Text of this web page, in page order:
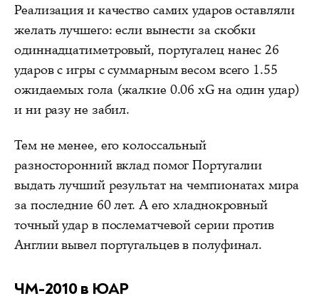
Реализация и качество самих ударов оставляли
желать лучшего: если вынести за скобки
одиннадцатиметровый, португалец нанес 26
ударов с игры с суммарным весом всего 1.55
ожидаемых гола (жалкие 0.06 xG на один удар)
и ни разу не забил.
Тем не менее, его колоссальный
разносторонний вклад помог Португалии
выдать лучший результат на чемпионатах мира
за последние 60 лет. А его хладнокровный
точный удар в послематчевой серии против
Англии вывел португальцев в полуфинал.
ЧМ-2010 в ЮАР